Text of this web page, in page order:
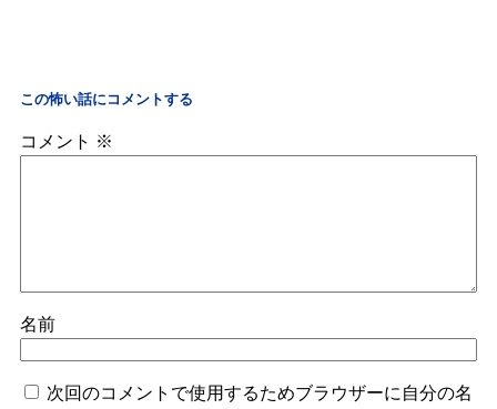
この怖い話にコメントする
コメント ※
名前
次回のコメントで使用するためブラウザーに自分の名